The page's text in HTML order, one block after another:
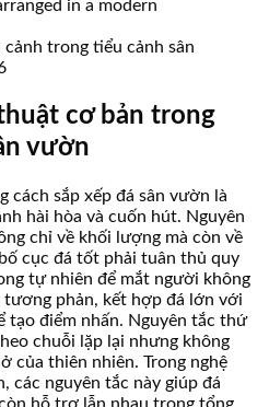
trong tiểu cảnh sân
cơ bản trong
vườn
cách sắp xếp đá sân vườn là
hài hòa và cuốn hút. Nguyên
chỉ về khối lượng mà còn về
cục đá tốt phải tuân thủ quy
tự nhiên để mắt người không
phản, kết hợp đá lớn với
tạo điểm nhấn. Nguyên tắc thứ
chuỗi lặp lại nhưng không
của thiên nhiên. Trong nghệ
các nguyên tắc này giúp đá